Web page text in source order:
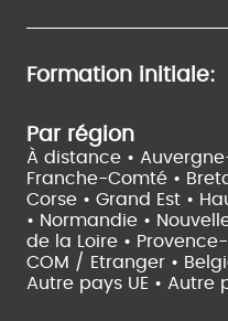
Formation initiale:
Par région
À distance •
Franche-Comté •
Corse • Grand Est •
• Normandie •
de la Loire •
COM / Etranger •
Autre pays UE • Autre